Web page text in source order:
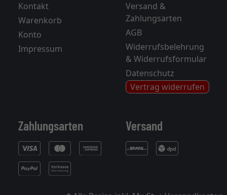
Kontakt
Warenkorb
Konto
Impressum
Versand &
Zahlungsarten
AGB
Widerrufsbelehrung
& Widerrufsformular
Datenschutz
Vertrag widerrufen
Zahlungsarten Versand